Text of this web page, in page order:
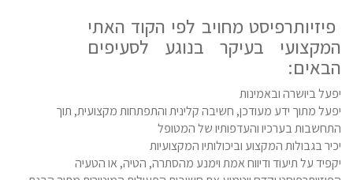
פיזיותרפיסט מחויב לפי הקוד האתי
המקצועי בעיקר בנוגע לסעיפים
הבאים:
יפעל ביושרה ובאמינות
יפעל מתוך ידע מעודכן, חשיבה קלינית והתפתחות מקצועית, תוך
התחשבות בערכיו והעדפותיו של המטופל
יכיר בגבולות המקצוע וביכולותיו המקצועיות
יקפיד על תיעוד ודיווח אמת וימנע מהסתרה, הטיה, או הטעיה